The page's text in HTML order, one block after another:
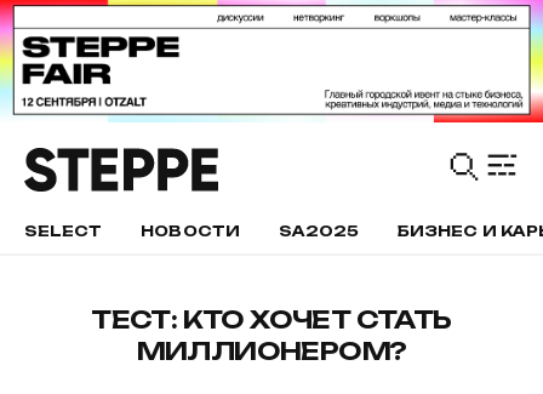
SELECT НОВОСТИ SA2025 БИЗНЕС И
ТЕСТ: КТО ХОЧЕТ СТАТЬ
МИЛЛИОНЕРОМ?